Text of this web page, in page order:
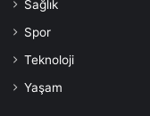
Sağlık
Spor
Teknoloji
Yaşam